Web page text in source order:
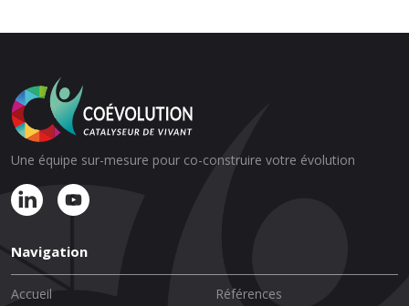
Une équipe sur-mesure pour co-construire votre évolution
Navigation
Accueil
Références